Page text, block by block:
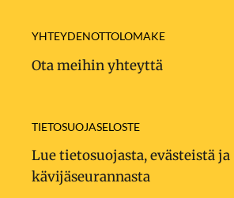
YHTEYDENOTTOLOMAKE
Ota meihin yhteyttä
TIETOSUOJASELOSTE
Lue tietosuojasta, evästeistä ja
kävijäseurannasta